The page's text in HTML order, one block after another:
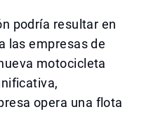
podría resultar en
las empresas de
motocicleta
opera una flota